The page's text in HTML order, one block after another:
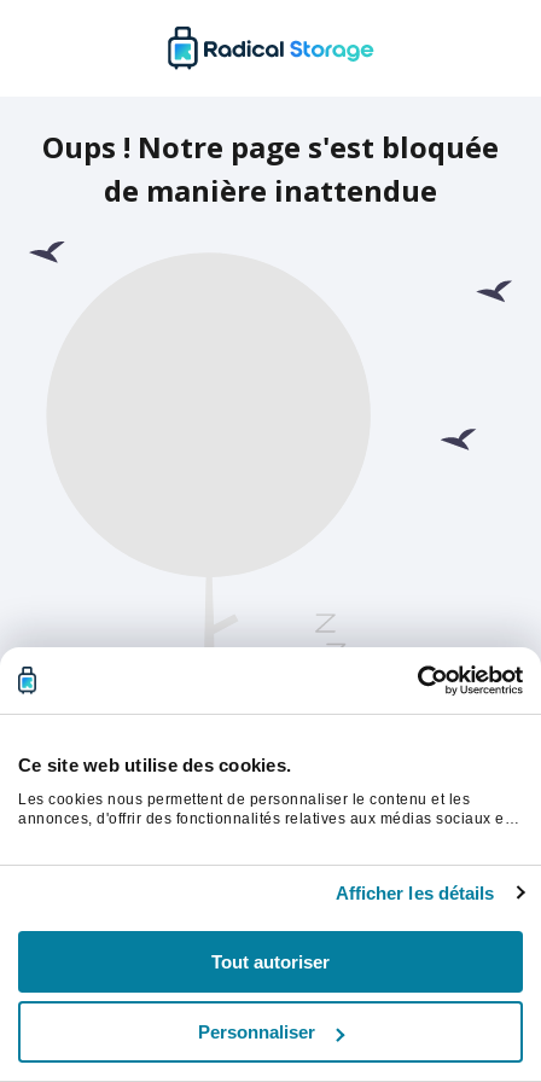
Ce site web utilise des cookies.
Les cookies nous permettent de personnaliser le contenu et les
annonces, d'offrir des fonctionnalités relatives aux médias sociaux et
informations que vous leur avez fournies ou qu'ils ont collectées lors
Afficher les détails
Tout autoriser
Personnaliser
Oups ! Notre page s'est bloquée
de manière inattendue
Veuillez actualiser la page pour continuer.
Rafraîchir